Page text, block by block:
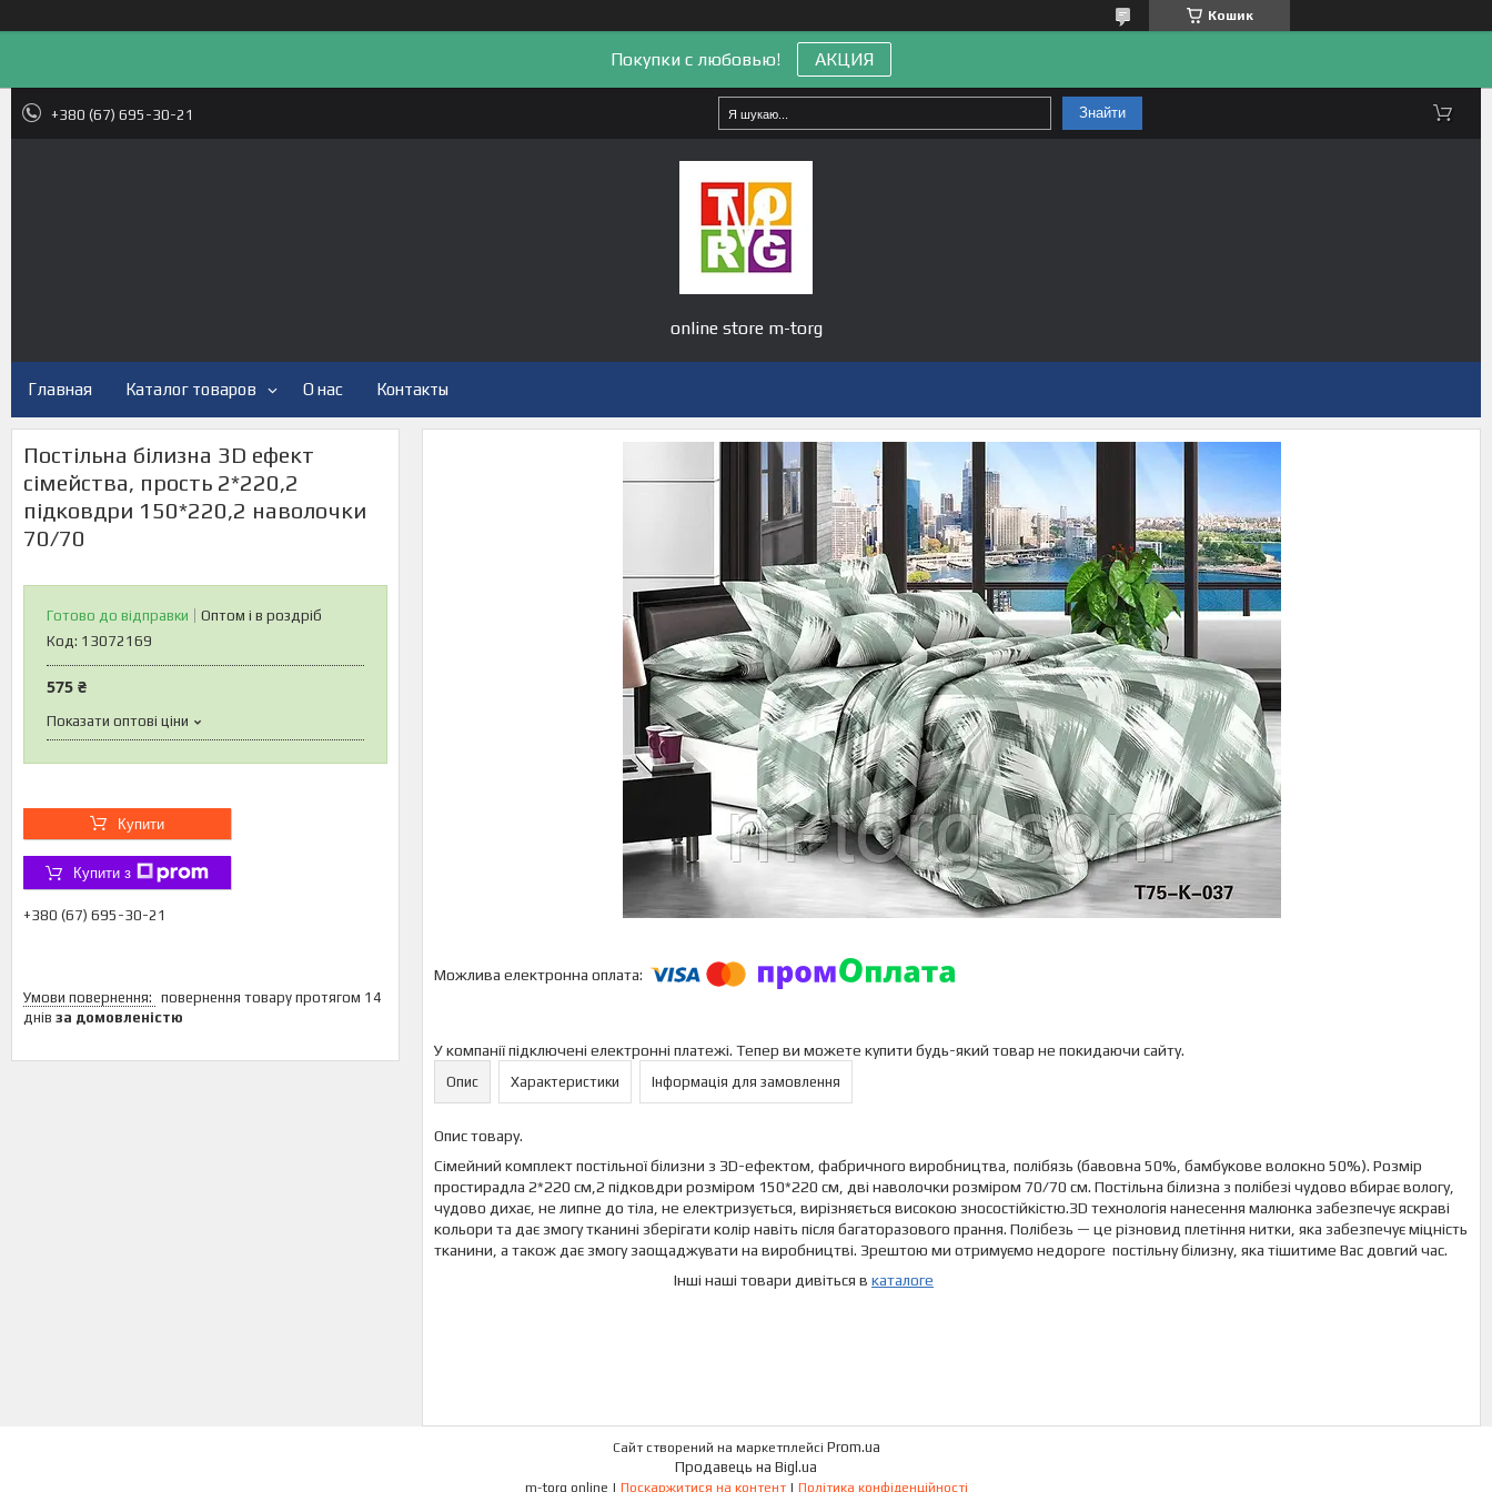
Кошик
Покупки с любовью! АКЦИЯ
+380 (67) 695-30-21 Знайти
online store m-torg
Главная Каталог товаров О нас Контакты
Постільна білизна ЗD ефект
сімейства, прость 2*220,2
підковдри 150*220,2 наволочки
70/70
Готово до відправки
Оптом і в роздріб
Код: 13072169
575 ₴
Показати оптові ціни
Купити
Купити з
+380 (67) 695-30-21
повернення товару протягом 14
днів за домовленістю
У компанії підключені електронні платежі. Тепер ви можете купити будь-який товар не покидаючи сайту.
Опис Характеристики Інформація для замовлення
Опис товару.
Сімейний комплект постільної білизни з ЗD-ефектом, фабричного виробництва, полібязь (бавовна 50%, бамбукове волокно 50%). Розмір
простирадла 2*220 см,2 підковдри розміром 150*220 см, дві наволочки розміром 70/70 см. Постільна білизна з полібезі чудово вбирає вологу,
чудово дихає, не липне до тіла, не електризується, вирізняється високою зносостійкістю.ЗD технологія нанесення малюнка забезпечує яскраві
кольори та дає змогу тканині зберігати колір навіть після багаторазового прання. Полібезь — це різновид плетіння нитки, яка забезпечує міцність
тканини, а також дає змогу заощаджувати на виробництві. Зрештою ми отримуємо недороге постільну білизну, яка тішитиме Вас довгий час.
Інші наші товари дивіться в каталоге
Сайт створений на маркетплейсі Prom.ua
Продавець на Bigl.ua
m-torg online | Поскаржитися на контент | Політика конфіденційності